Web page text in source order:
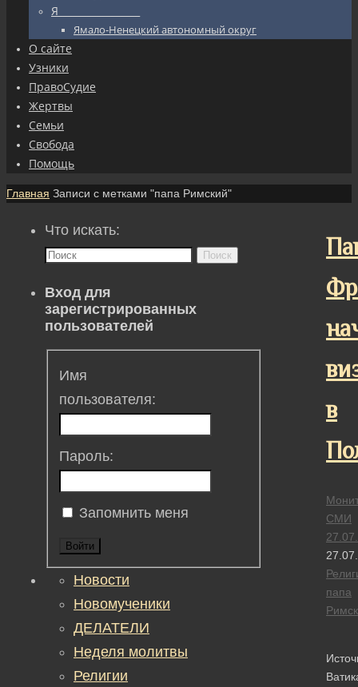
Я_________________
Ямало-Ненецкий автономный округ
О сайте
Узники
ПравоСудие
Жертвы
Семьи
Свобода
Помощь
Главная Записи с метками "папа Римский"
в
СМИ
папа
Что искать:
Поиск
Вход для
зарегистрированных
пользователей
Имя
пользователя:
Пароль:
Запомнить меня
Войти
Новости
Новомученики
ДЕЛАТЕЛИ
Неделя молитвы
Религии